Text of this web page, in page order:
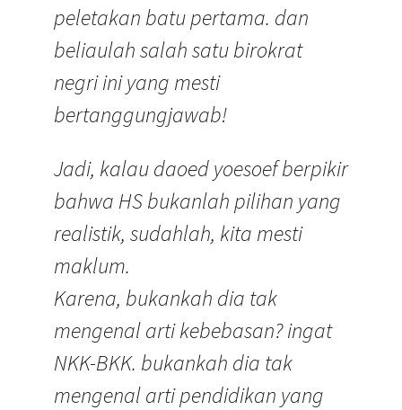
peletakan batu pertama. dan
beliaulah salah satu birokrat
negri ini yang mesti
bertanggungjawab!
Jadi, kalau daoed yoesoef berpikir
bahwa HS bukanlah pilihan yang
realistik, sudahlah, kita mesti
maklum.
Karena, bukankah dia tak
mengenal arti kebebasan? ingat
NKK-BKK. bukankah dia tak
mengenal arti pendidikan yang